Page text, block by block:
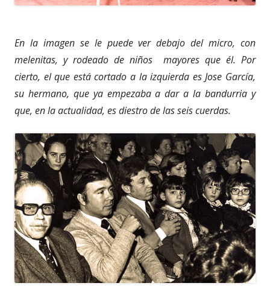
En la imagen se le puede ver debajo del micro, con
melenitas, y rodeado de niños mayores que él. Por
cierto, el que está cortado a la izquierda es Jose García,
su hermano, que ya empezaba a dar a la bandurria y
que, en la actualidad, es diestro de las seis cuerdas.